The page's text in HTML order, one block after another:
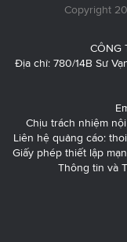
Copyright
CÔNG
Địa chỉ: 780/14B Sư
Chịu trách nhiệm
Liên hệ quảng cáo:
Giấy phép thiết lập
Thông tin và